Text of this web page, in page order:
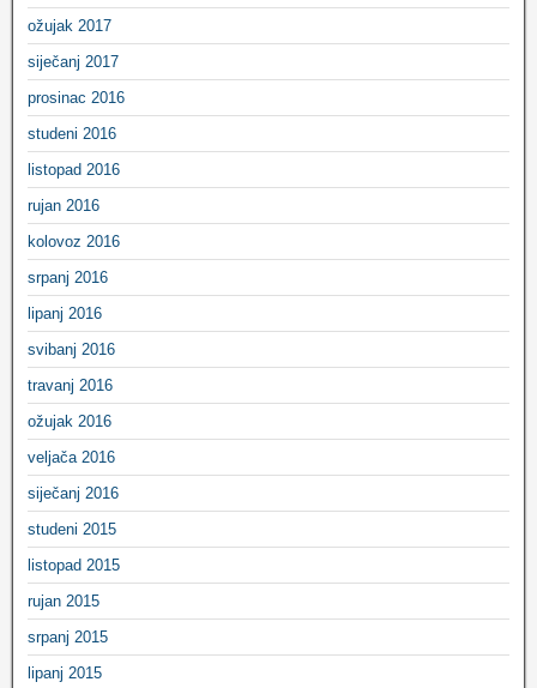
ožujak 2017
siječanj 2017
prosinac 2016
studeni 2016
listopad 2016
rujan 2016
kolovoz 2016
srpanj 2016
lipanj 2016
svibanj 2016
travanj 2016
ožujak 2016
veljača 2016
siječanj 2016
studeni 2015
listopad 2015
rujan 2015
srpanj 2015
lipanj 2015